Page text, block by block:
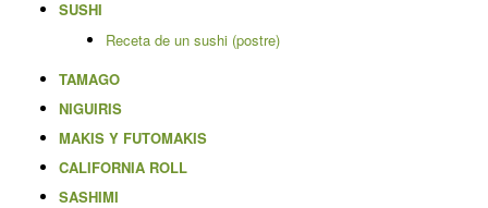
SUSHI
Receta de un sushi (postre)
TAMAGO
NIGUIRIS
MAKISY FUTOMAKIS
CALIFORNIA ROLL
SASHIMI